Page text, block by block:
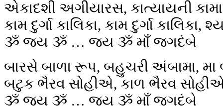
એકાદશી અગીયારસ, કાત્યાયની
કામ દુર્ગા કાલિકા, કામ દુર્ગા કાલિકા,
ૐ જય ૐ … જય ૐ માઁ જગદંબે
બારસે બાળા રૂપ, બહુચરી અંબામા,
બટુક ભૈરવ સોહીએ, કાળ ભૈરવ
ૐ જય ૐ … જય ૐ માઁ જગદંબે